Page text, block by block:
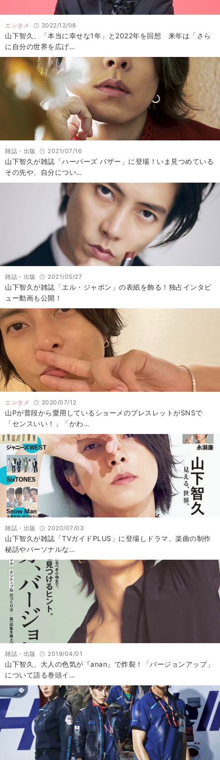
エンタメ 2022/12/08
山下智久、「本当に幸せな1年」と2022年を回想 来年は「さら
に自分の世界を広げ…
雑誌・出版 2021/07/16
山下智久が雑誌「ハーパーズ バザー」に登場！いま見つめている
その先や、自分につい…
雑誌・出版 2021/05/27
山下智久が雑誌「エル・ジャポン」の表紙を飾る！独占インタビ
ュー動画も公開！
エンタメ 2020/07/12
山Pが普段から愛用しているショーメのブレスレットがSNSで
「センスいい！」「かわ…
雑誌・出版 2020/07/03
山下智久が雑誌「TVガイドPLUS」に登場しドラマ、楽曲の制作
秘話やパーソナルな…
雑誌・出版 2019/04/01
山下智久、大人の色気が『anan』で炸裂！「バージョンアップ」
について語る巻頭イ…